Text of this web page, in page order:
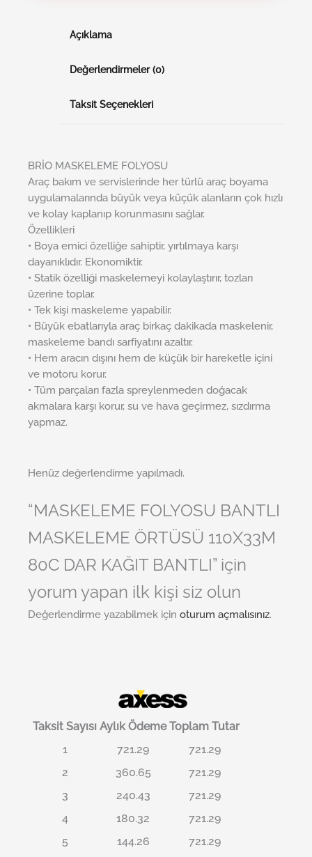
Açıklama
Değerlendirmeler (0)
Taksit Seçenekleri
BRİO MASKELEME FOLYOSU
Araç bakım ve servislerinde her türlü araç boyama
uygulamalarında büyük veya küçük alanların çok hızlı
ve kolay kaplanıp korunmasını sağlar.
Özellikleri
• Boya emici özelliğe sahiptir, yırtılmaya karşı
dayanıklıdır. Ekonomiktir.
• Statik özelliği maskelemeyi kolaylaştırır, tozları
üzerine toplar.
• Tek kişi maskeleme yapabilir.
• Büyük ebatlarıyla araç birkaç dakikada maskelenir,
maskeleme bandı sarfiyatını azaltır.
• Hem aracın dışını hem de küçük bir hareketle içini
ve motoru korur.
• Tüm parçaları fazla spreylenmeden doğacak
akmalara karşı korur, su ve hava geçirmez, sızdırma
yapmaz.
Henüz değerlendirme yapılmadı.
“MASKELEME FOLYOSU BANTLI
MASKELEME ÖRTÜSÜ 110X33M
80C DAR KAĞIT BANTLI” için
yorum yapan ilk kişi siz olun
Değerlendirme yazabilmek için oturum açmalısınız.
Taksit Sayısı Aylık Ödeme Toplam Tutar
1
721.29
721.29
2
360.65
721.29
3
240.43
721.29
4
180.32
721.29
5
144.26 721.29